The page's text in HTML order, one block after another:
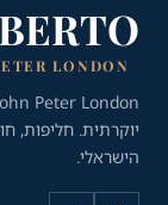
LONDON
יוקרתית. חליפות,
הישראלי.
כלי נגישות